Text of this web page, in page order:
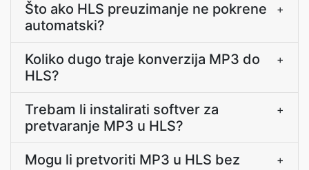
Što ako HLS preuzimanje ne pokrene
automatski?
+
Koliko dugo traje konverzija MP3 do
HLS?
+
Trebam li instalirati softver za
pretvaranje MP3 u HLS?
+
Mogu li pretvoriti MP3 u HLS bez
+